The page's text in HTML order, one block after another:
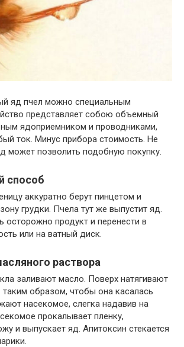
яд пчел можно специальным
представляет собою объемный
ядоприемником и проводниками,
ток. Минус прибора стоимость. Не
может позволить подобную покупку.
способ
аккуратно берут пинцетом и
грудки. Пчела тут же выпустит яд.
осторожно продукт и перенести в
или на ватный диск.
раствора
заливают масло. Поверх натягивают
образом, чтобы она касалась
насекомое, слегка надавив на
прокалывает пленку,
и выпускает яд. Апитоксин стекается